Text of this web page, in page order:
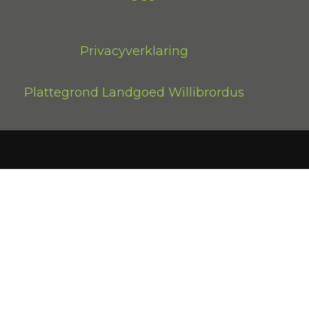
Privacyverklaring
Plattegrond Landgoed Willibrordus